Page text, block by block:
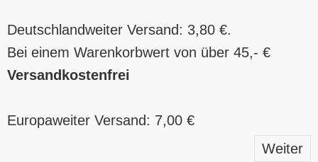
Deutschlandweiter Versand: 3,80 €.
Bei einem Warenkorbwert von über 45,- €
Versandkostenfrei
Europaweiter Versand: 7,00 €
Weiter